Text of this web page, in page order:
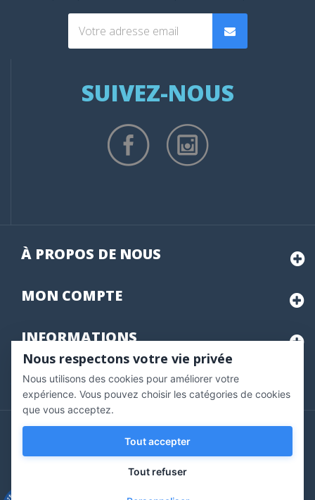
SUIVEZ-NOUS
À PROPOS DE NOUS
MON COMPTE
INFORMATIONS
Marchand approuvé par la Société des Avis Garantis,
pour vérifier .
Copyright © 2020 Vernazobres Grego - tous droits
réservés.
Nous respectons votre vie privée
Nous utilisons des cookies pour améliorer votre
expérience. Vous pouvez choisir les catégories de cookies
que vous acceptez.
Tout accepter
Tout refuser